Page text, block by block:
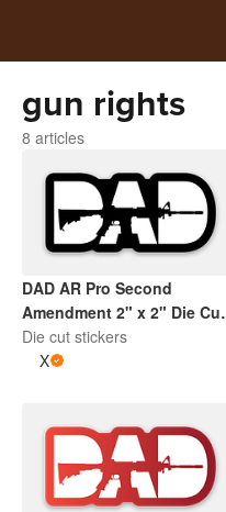
gun rights
8 articles
DAD AR Pro Second
Amendment 2" x 2" Die Cut
Sticker | Black and White
Die cut stickers
X